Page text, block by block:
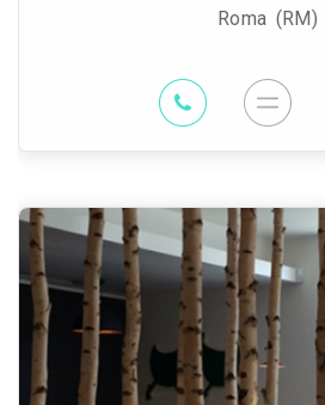
Roma (RM)